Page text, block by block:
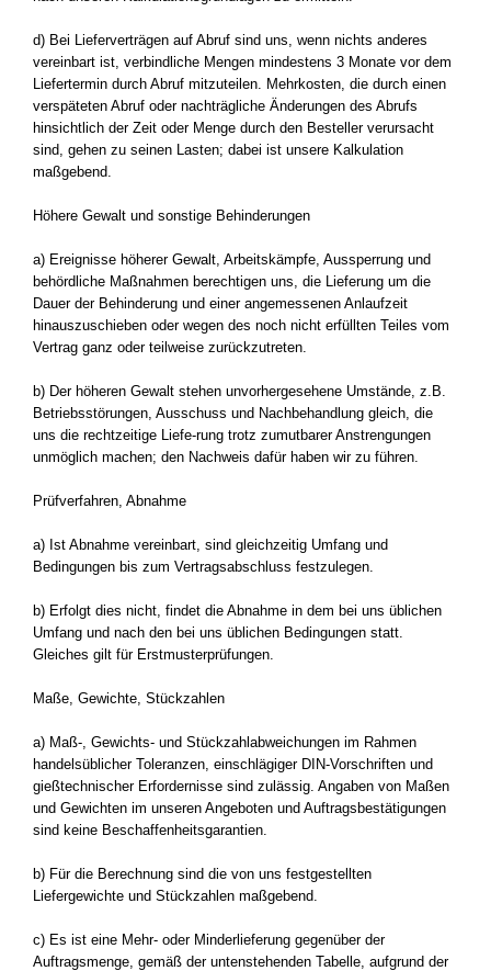
d) Bei Lieferverträgen auf Abruf sind uns, wenn nichts anderes
vereinbart ist, verbindliche Mengen mindestens 3 Monate vor dem
Liefertermin durch Abruf mitzuteilen. Mehrkosten, die durch einen
verspäteten Abruf oder nachträgliche Änderungen des Abrufs
hinsichtlich der Zeit oder Menge durch den Besteller verursacht
sind, gehen zu seinen Lasten; dabei ist unsere Kalkulation
maßgebend.
Höhere Gewalt und sonstige Behinderungen
a) Ereignisse höherer Gewalt, Arbeitskämpfe, Aussperrung und
behördliche Maßnahmen berechtigen uns, die Lieferung um die
Dauer der Behinderung und einer angemessenen Anlaufzeit
hinauszuschieben oder wegen des noch nicht erfüllten Teiles vom
Vertrag ganz oder teilweise zurückzutreten.
b) Der höheren Gewalt stehen unvorhergesehene Umstände, z.B.
Betriebsstörungen, Ausschuss und Nachbehandlung gleich, die
uns die rechtzeitige Liefe-rung trotz zumutbarer Anstrengungen
unmöglich machen; den Nachweis dafür haben wir zu führen.
Prüfverfahren, Abnahme
a) Ist Abnahme vereinbart, sind gleichzeitig Umfang und
Bedingungen bis zum Vertragsabschluss festzulegen.
b) Erfolgt dies nicht, findet die Abnahme in dem bei uns üblichen
Umfang und nach den bei uns üblichen Bedingungen statt.
Gleiches gilt für Erstmusterprüfungen.
Maße, Gewichte, Stückzahlen
a) Maß-, Gewichts- und Stückzahlabweichungen im Rahmen
handelsüblicher Toleranzen, einschlägiger DIN-Vorschriften und
gießtechnischer Erfordernisse sind zulässig. Angaben von Maßen
und Gewichten im unseren Angeboten und Auftragsbestätigungen
sind keine Beschaffenheitsgarantien.
b) Für die Berechnung sind die von uns festgestellten
Liefergewichte und Stückzahlen maßgebend.
c) Es ist eine Mehr- oder Minderlieferung gegenüber der
Auftragsmenge, gemäß der untenstehenden Tabelle, aufgrund der